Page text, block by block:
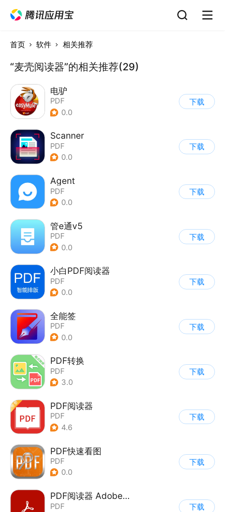
首页 软件 相关推荐
“麦壳阅读器”的相关推荐(29)
电驴
PDF
0.0
下载
Scanner
PDF
0.0
下载
Agent
PDF
0.0
下载
管e通v5
PDF
0.0
下载
小白PDF阅读器
PDF
0.0
下载
全能签
PDF
0.0
下载
PDF转换
PDF
3.0
下载
PDF阅读器
PDF
4.6
下载
PDF快速看图
PDF
0.0
下载
PDF阅读器 Adobe reader
PDF
下载